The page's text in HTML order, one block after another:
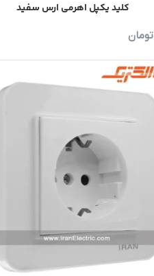
کلید یکپل اهرمی ارس سفید
تومان